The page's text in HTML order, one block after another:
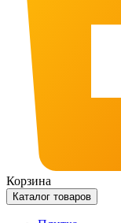
Корзина
Каталог товаров